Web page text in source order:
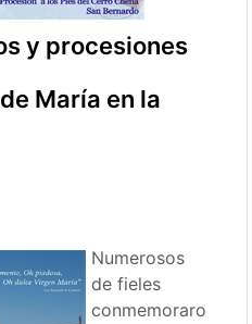
y procesiones
María en la
Numerosos
de fieles
conmemoraro